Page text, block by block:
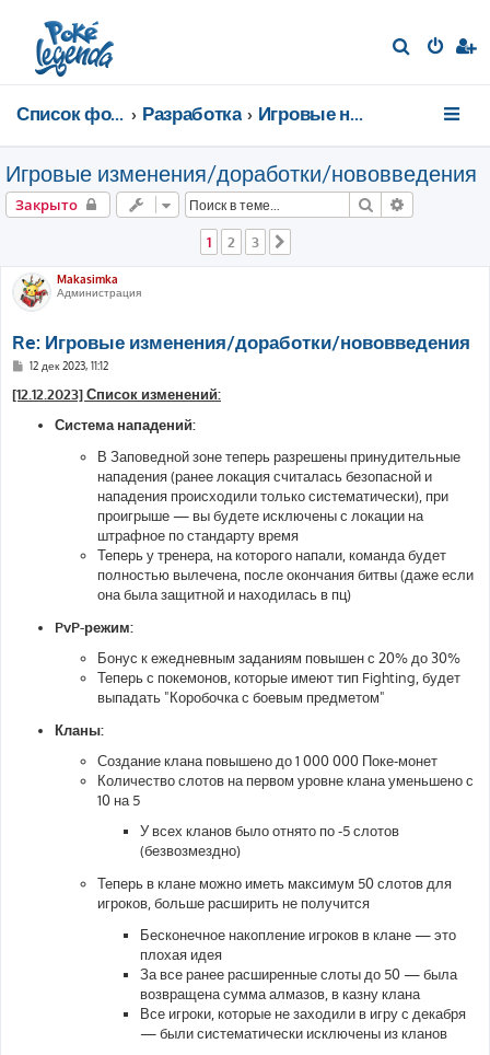
Список форумов Разработка Игровые новости
Игровые изменения/доработки/нововведения
Закрыто Поиск
1 2 3
Makasimka
Администрация
Re: Игровые изменения/доработки/нововведения
С
о
б
12 дек 2023, 11:12
[12.12.2023] Список изменений:
Система нападений:
В Заповедной зоне теперь разрешены принудительные
нападения (ранее локация считалась безопасной и
нападения происходили только систематически), при
проигрыше — вы будете исключены с локации на
штрафное по стандарту время
Теперь у тренера, на которого напали, команда будет
полностью вылечена, после окончания битвы (даже если
она была защитной и находилась в пц)
PvP-режим:
Бонус к ежедневным заданиям повышен с 20% до 30%
Теперь с покемонов, которые имеют тип Fighting, будет
выпадать "Коробочка с боевым предметом"
Кланы:
Создание клана повышено до 1 000 000 Поке-монет
Количество слотов на первом уровне клана уменьшено с
10 на 5
У всех кланов было отнято по -5 слотов
(безвозмездно)
Теперь в клане можно иметь максимум 50 слотов для
игроков, больше расширить не получится
Бесконечное накопление игроков в клане — это
плохая идея
За все ранее расширенные слоты до 50 — была
возвращена сумма алмазов, в казну клана
Все игроки, которые не заходили в игру с декабря
— были систематически исключены из кланов